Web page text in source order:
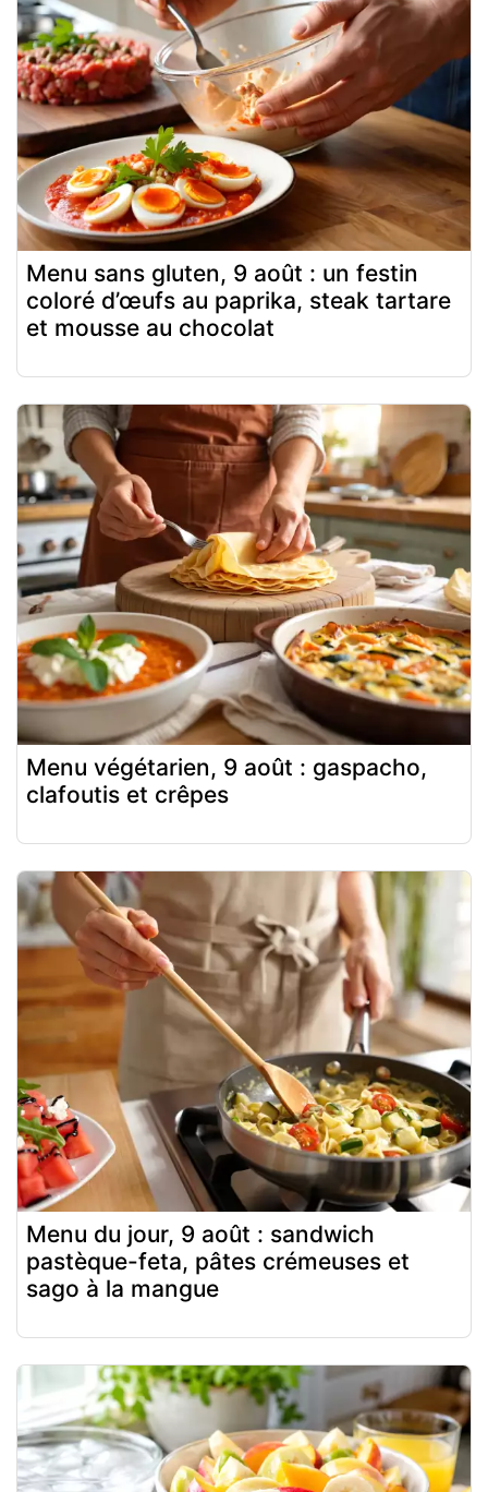
Menu sans gluten, 9 août : un festin
coloré d’œufs au paprika, steak tartare
et mousse au chocolat
Menu végétarien, 9 août : gaspacho,
clafoutis et crêpes
Menu du jour, 9 août : sandwich
pastèque-feta, pâtes crémeuses et
sago à la mangue